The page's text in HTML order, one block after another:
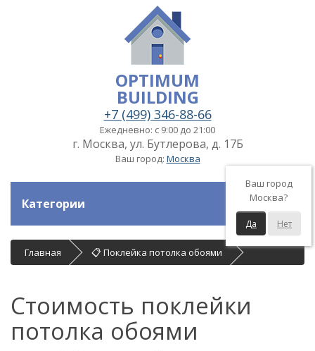
OPTIMUM
BUILDING
+7 (499) 346-88-66
Ежедневно: с 9:00 до 21:00
г. Москва, ул. Бутлерова, д. 17Б
Ваш город: Москва
Ваш город
Москва?
Да Нет
Категории
Главная 📋 Поклейка потолка обоями
Стоимость поклейки
потолка обоями